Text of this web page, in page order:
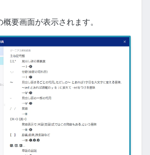
要画面が表示されます。